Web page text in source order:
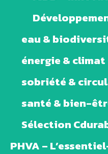
eau &
énergie & climat
sobriété &
santé & bien-
Sélection
PHVA –